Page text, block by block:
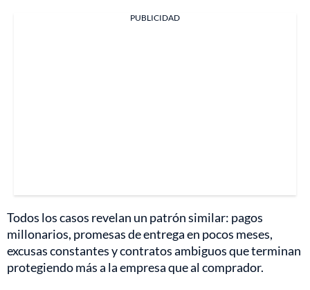
PUBLICIDAD
Todos los casos revelan un patrón similar: pagos
millonarios, promesas de entrega en pocos meses,
excusas constantes y contratos ambiguos que terminan
protegiendo más a la empresa que al comprador.